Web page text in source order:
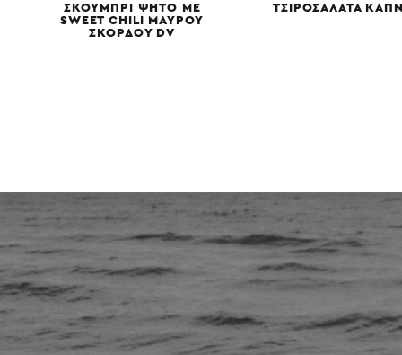
ΣΚΟΥΜΠΡΙ ΨΗΤΟ ΜΕ
SWEET CHILI ΜΑΥΡΟΥ
ΣΚΟΡΔΟΥ DV
ΤΣΙΡΟΣΑΛΑΤΑ